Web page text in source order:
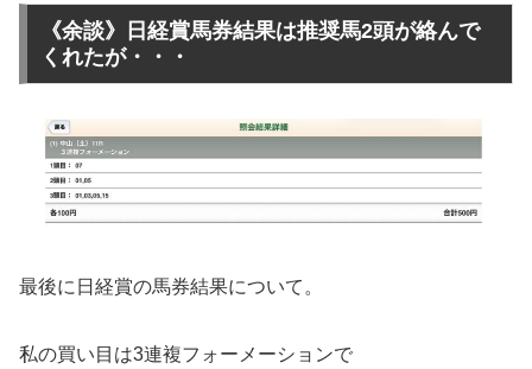
《余談》日経賞馬券結果は推奨馬2頭が絡んで
くれたが・・・
最後に日経賞の馬券結果について。
私の買い目は3連複フォーメーションで